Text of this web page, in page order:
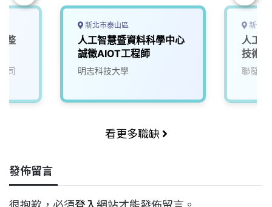
整
司
新北市泰山區
人工智慧暨資料科學中心
誠徵AIOT工程師
明志科技大學
新竹
人工
技術
聯發科
看更多職缺
發佈留言
很抱歉，必須登入網站才能發佈留言。